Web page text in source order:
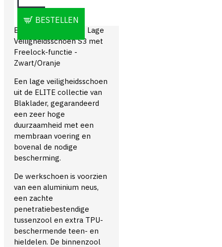
BESTELLEN
OMSCHRIJVING
Blåkläder 2454 Elite Lage
Veiligheidsschoen S3 met
Freelock-functie -
Zwart/Oranje
Een lage veiligheidsschoen
uit de ELITE collectie van
Blaklader, gegarandeerd
een zeer hoge
duurzaamheid met een
membraan voering en
bovenal de nodige
bescherming.
De werkschoen is voorzien
van een aluminium neus,
een zachte
penetratiebestendige
tussenzool en extra TPU-
beschermende teen- en
hieldelen. De binnenzool